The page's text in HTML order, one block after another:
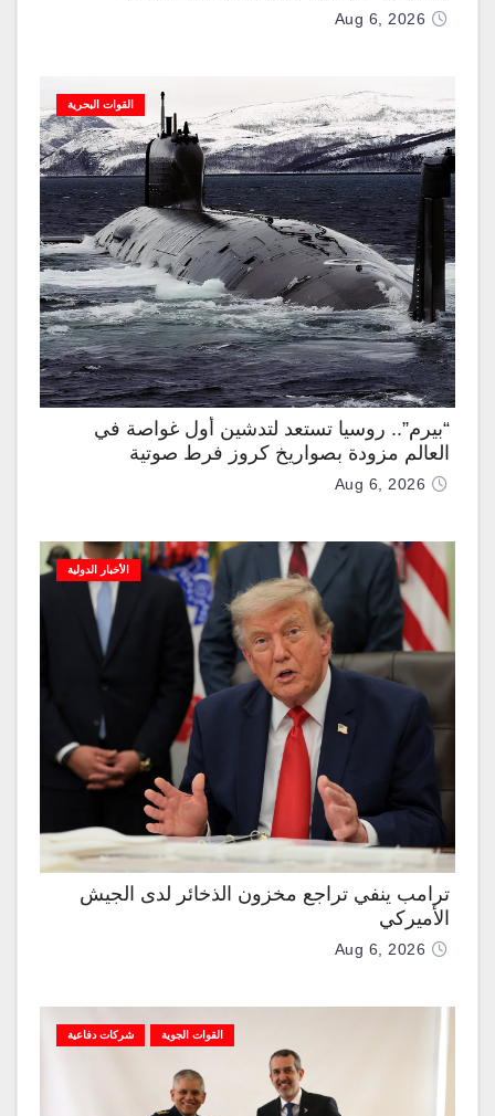
Aug 6, 2026
القوات البحرية
“بيرم”.. روسيا تستعد لتدشين أول غواصة في
العالم مزودة بصواريخ كروز فرط صوتية
Aug 6, 2026
الأخبار الدولية
ترامب ينفي تراجع مخزون الذخائر لدى الجيش
الأميركي
Aug 6, 2026
القوات الجوية شركات دفاعية